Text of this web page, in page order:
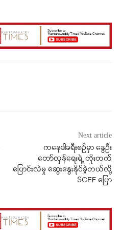
Next article
ကနေဒါခရီးစဥ်မှာ နွေဦး
တော်လှန်ရေးရဲ့ တိုးတက်
ပြောင်းလဲမှု ဆွေးနွေးနိုင်ခဲ့တယ်လို့
SCEF ပြော